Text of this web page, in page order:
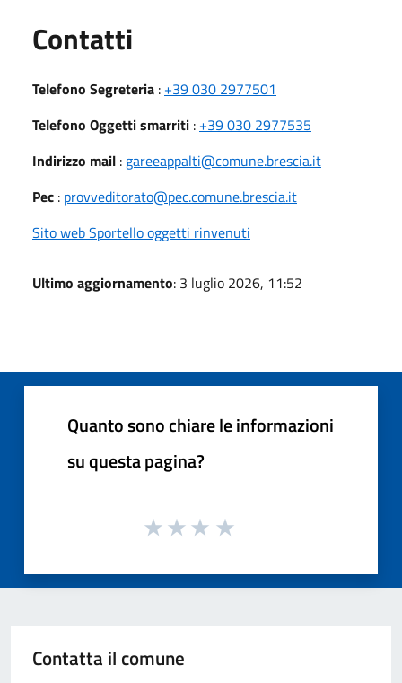
Contatti
Telefono Segreteria : +39 030 2977501
Telefono Oggetti smarriti : +39 030 2977535
Indirizzo mail : gareeappalti@comune.brescia.it
Pec : provveditorato@pec.comune.brescia.it
Sito web Sportello oggetti rinvenuti
Ultimo aggiornamento: 3 luglio 2026, 11:52
Quanto sono chiare le informazioni
su questa pagina?
Contatta il comune